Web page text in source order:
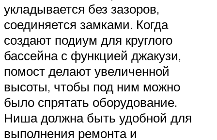
укладывается без зазоров,
соединяется замками. Когда
создают подиум для круглого
бассейна с функцией джакузи,
помост делают увеличенной
высоты, чтобы под ним можно
было спрятать оборудование.
Ниша должна быть удобной для
выполнения ремонта и